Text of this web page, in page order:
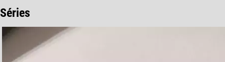
Séries